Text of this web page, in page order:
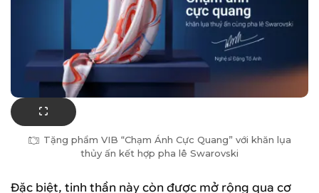
Tặng phẩm VIB “Chạm Ánh Cực Quang” với khăn lụa
thủy ấn kết hợp pha lê Swarovski
Đặc biệt, tinh thần này còn được mở rộng qua cơ